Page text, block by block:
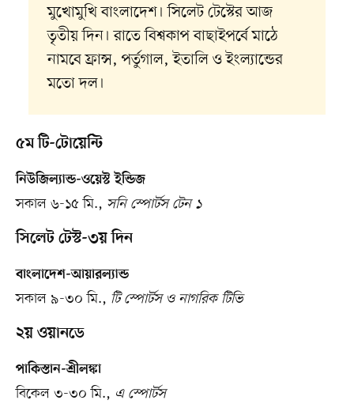
মুখোমুখি বাংলাদেশ। সিলেট টেস্টের আজ
তৃতীয় দিন। রাতে বিশ্বকাপ বাছাইপর্বে মাঠে
নামবে ফ্রান্স, পর্তুগাল, ইতালি ও ইংল্যান্ডের
মতো দল।
৫ম টি-টোয়েন্টি
নিউজিল্যান্ড-ওয়েস্ট ইন্ডিজ
সকাল ৬-১৫ মি., সনি স্পোর্টস টেন ১
সিলেট টেস্ট-৩য় দিন
বাংলাদেশ-আয়ারল্যান্ড
সকাল ৯-৩০ মি., টি স্পোর্টস ও নাগরিক টিভি
২য় ওয়ানডে
পাকিস্তান-শ্রীলঙ্কা
বিকেল ৩-৩০ মি., এ স্পোর্টস